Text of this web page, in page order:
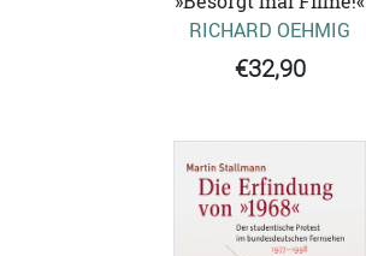
RICHARD OEHMIG
€32,90